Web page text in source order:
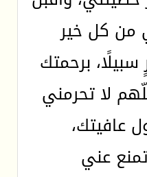
من كل خير
برحمتك
لا تحرمني
عافيتك،
عني